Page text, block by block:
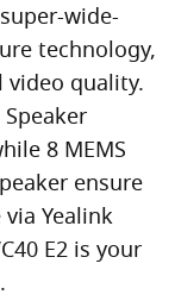
wide-
technology,
video quality.
8 MEMS
ensure
Yealink
E2 is your